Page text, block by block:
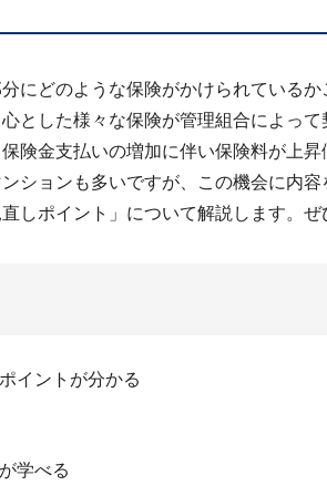
にどのような保険がかけられている
とした様々な保険が管理組合によっ
険金支払いの増加に伴い保険料が上昇
ションも多いですが、この機会に内
しポイント」について解説します。
イントが分かる
学べる